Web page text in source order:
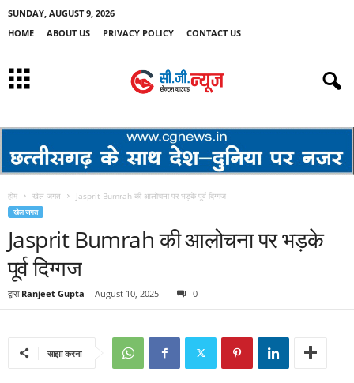
SUNDAY, AUGUST 9, 2026
HOME
ABOUT US PRIVACY POLICY CONTACT US
होम खेल जगत Jasprit Bumrah की आलोचना पर भड़के पूर्व दिग्गज
खेल जगत
Jasprit Bumrah की आलोचना पर भड़के
पूर्व दिग्गज
द्वारा Ranjeet Gupta - August 10, 2025 0
साझा करना